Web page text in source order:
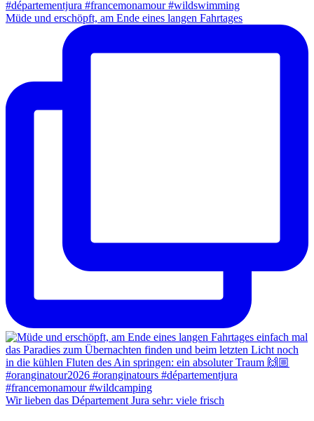
Müde und erschöpft, am Ende eines langen Fahrtages
Wir lieben das Département Jura sehr: viele frisch